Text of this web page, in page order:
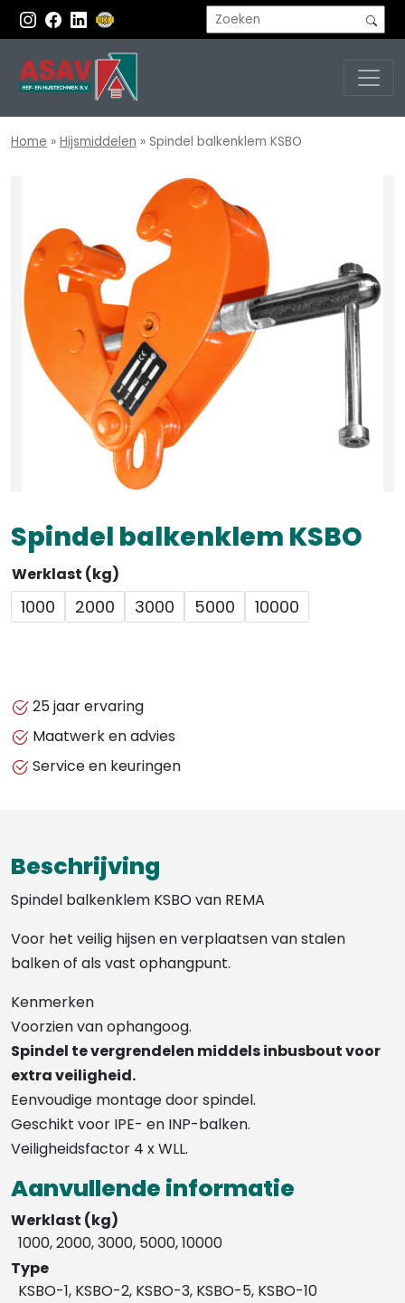
Home » Hijsmiddelen » Spindel balkenklem KSBO
Spindel balkenklem KSBO
Werklast (kg)
1000 2000 3000 5000 10000
25 jaar ervaring
Maatwerk en advies
Service en keuringen
Beschrijving
Spindel balkenklem KSBO van REMA
Voor het veilig hijsen en verplaatsen van stalen
balken of als vast ophangpunt.
Kenmerken
Voorzien van ophangoog.
Spindel te vergrendelen middels inbusbout voor
extra veiligheid.
Eenvoudige montage door spindel.
Geschikt voor IPE- en INP-balken.
Veiligheidsfactor 4 x WLL.
Aanvullende informatie
Werklast (kg)
1000, 2000, 3000, 5000, 10000
Type
KSBO-1, KSBO-2, KSBO-3, KSBO-5, KSBO-10